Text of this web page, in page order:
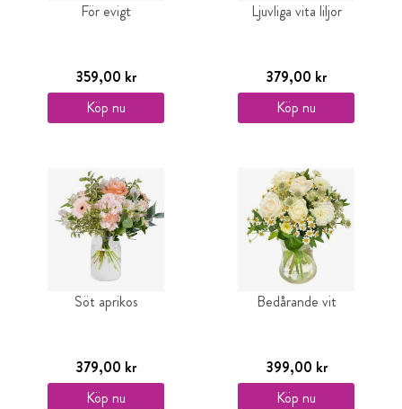
För evigt
359,00 kr
Köp nu
Ljuvliga vita liljor
379,00 kr
Köp nu
Söt aprikos
379,00 kr
Köp nu
Bedårande vit
399,00 kr
Köp nu